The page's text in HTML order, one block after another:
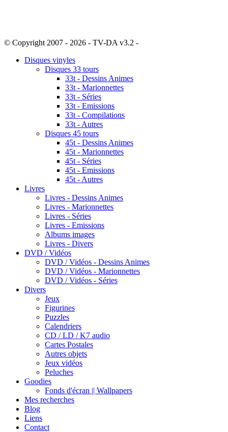
© Copyright 2007 - 2026 - TV-DA v3.2 -
Disques vinyles
Disques 33 tours
33t - Dessins Animes
33t - Marionnettes
33t - Séries
33t - Emissions
33t - Compilations
33t - Autres
Disques 45 tours
45t - Dessins Animes
45t - Marionnettes
45t - Séries
45t - Emissions
45t - Autres
Livres
Livres - Dessins Animes
Livres - Marionnettes
Livres - Séries
Livres - Emissions
Albums images
Livres - Divers
DVD / Vidéos
DVD / Vidéos - Dessins Animes
DVD / Vidéos - Marionnettes
DVD / Vidéos - Séries
Divers
Jeux
Figurines
Puzzles
Calendriers
CD / LD / K7 audio
Cartes Postales
Autres objets
Jeux vidéos
Peluches
Goodies
Fonds d'écran || Wallpapers
Mes recherches
Blog
Liens
Contact